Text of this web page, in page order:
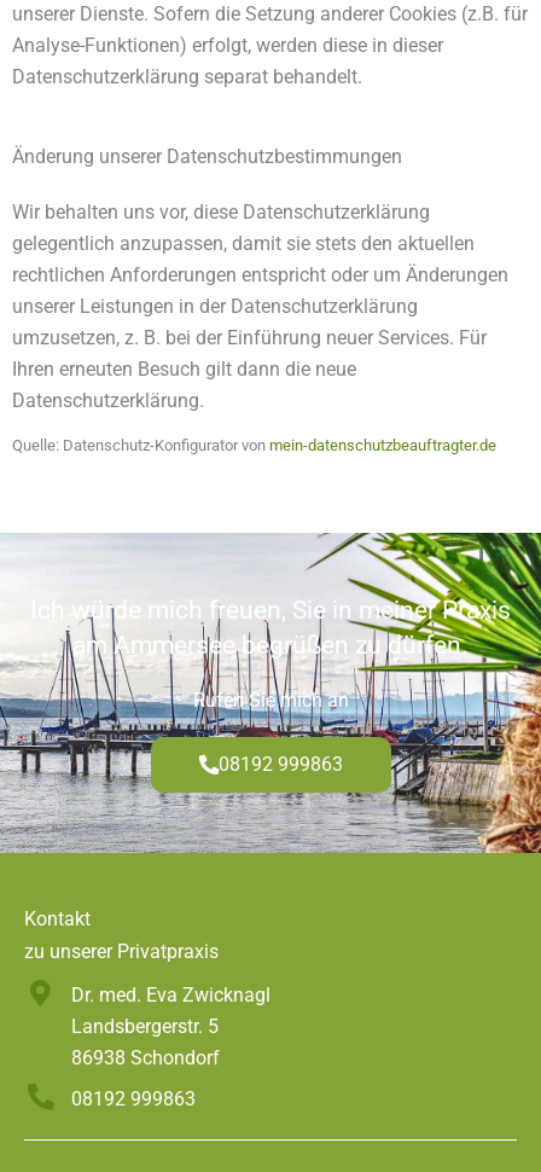
unserer Dienste. Sofern die Setzung anderer Cookies (z.B. für
Analyse-Funktionen) erfolgt, werden diese in dieser
Datenschutzerklärung separat behandelt.
Änderung unserer Datenschutzbestimmungen
Wir behalten uns vor, diese Datenschutzerklärung
gelegentlich anzupassen, damit sie stets den aktuellen
rechtlichen Anforderungen entspricht oder um Änderungen
unserer Leistungen in der Datenschutzerklärung
umzusetzen, z. B. bei der Einführung neuer Services. Für
Ihren erneuten Besuch gilt dann die neue
Datenschutzerklärung.
Quelle: Datenschutz-Konfigurator von mein-datenschutzbeauftragter.de
Ich würde mich freuen, Sie in meiner Praxis
am Ammersee begrüßen zu dürfen.
Rufen Sie mich an
08192 999863
Kontakt
zu unserer Privatpraxis
Dr. med. Eva Zwicknagl
Landsbergerstr. 5
86938 Schondorf
08192 999863